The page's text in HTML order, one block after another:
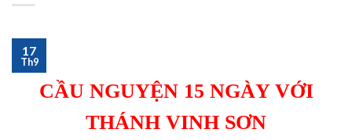
17
Th9
CẦU NGUYỆN 15 NGÀY VỚI
THÁNH VINH SƠN